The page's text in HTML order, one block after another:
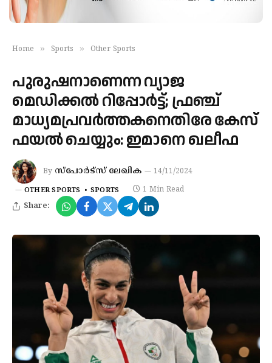
Home » Sports » Other Sports
പുരുഷനാണെന്ന വ്യാജ
മെഡിക്കല്‍ റിപ്പോര്‍ട്ട്; ഫ്രഞ്ച്
മാധ്യമപ്രവര്‍ത്തകനെതിരേ കേസ്
ഫയല്‍ ചെയ്യും: ഇമാനെ ഖലീഫ
By സ്‌പോര്‍ട്‌സ് ലേഖിക 14/11/2024
OTHER SPORTS SPORTS 1 Min Read
Share: